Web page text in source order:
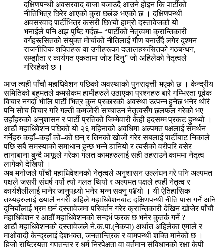
दक्षिणपन्थी अवसरवाद बाजा बजाउदै आउने होइन कि पार्टीको
नीतिभित्र छिरेर आएको कुरा छर्लङ भएको छ । दक्षिणपन्थी
अवसरवाद पार्टीभित्र कसरी छि¥यो हाम्रो दस्तावेजको यो
भनाईले पनि अझ पुष्टि गर्दछ– “पार्टीको नेतृत्वमा क्रान्तिकारी
वर्गहरूसितको संयुक्त मोर्चाको नीतिलाई गौण बनाउँदै लगेर दुश्मन
राजनीतिक शक्तिहरू वा उनीहरूका दलालहरूसितको गठबन्धन,
सम्झौता र कार्यगत एकतामा जोड दिनु” जो अहिलेको नेतृत्वले
गरिरहेको छ ।
आज त्यही पाँचौ महाधिवेशन पछिको अवस्थाको पुनरावृत्ती भएको छ । केन्द्रीय
समितिको बहुमतले कमसेकम हामीहरुले उठाएका प्रश्नहरु बारे गम्भिरता पूर्वक
विचार नगर्दा भोलि पार्टी भित्र कुन प्रकारको अवस्था उत्पन्न हुनेछ भनेर थोरै
पनि सोच विचार गरि गल्ती कमजोरी सच्चाउन नेतृत्वसँग छलफल गरेको भए
उहाँहरुको अनुशासन र पार्टी प्रतिको जिम्मेवारी केही हदसम्म प्रकट हुन्थ्यो ।
आठौं महाधिवेशन पछिको यो २६ महिनाको अवधिमा अल्पमत पक्षलाई समर्थन
गर्नेहरु कहाँ–कहाँ को–को छन् र तिनको खोजी गरेर सबलाई पार्टीबाट निकाले
पछि सबै समस्याको समाधान हुन्छ भन्ने ठानियो र त्यसैको वरीपरि बसेर
तानाबाना बुन्दै आफूले गरेका गलत कामहरुलाई सही ठहराउने काममा नेतृत्व
लागेको देखियो ।
अब मनोजले पाँचौ महाधिवेशनको नेतृत्वले अनुशासन उल्लंघन गरे पनि अल्पमत
पक्षले जसरी संघर्ष गर्यो त्यो गलत थियो र अल्पमत पक्षले त्यही नेतृत्व र
कार्यशैलीलाई मानेर जानुपथ्र्यो भनेर भन्न सक्नु प¥यो । यी ऐतिहासिक
तथ्यहरुलाई ख्यालै नगरी अहिले महाधिवेशनबाट दक्षिणपन्थी नीति पास गर्ने अनि
दुनियाँलाई भ्रम छर्न दस्तावेजमा परिवर्तन गरेर क्रान्तिकारी देखिन खोजेर पाँचौ
महाधिवेशन र आठौं महाधिवेशनको सन्दर्भ फरक छ भनेर कुतर्क गर्ने ?
आठौं महाधिवेशनको दस्तावेजले ने.क.पा.(नेकपा) अर्थात अहिलेका एमाले र
माओवादी केन्द्रलाई देशभक्त, जनतान्त्रिक र वामपन्थी शक्ति मानेको छ ।
हिजो राष्ट्रियता गणतन्त्र र धर्म निरपेक्षता वा वर्तमान संविधानको रक्षा केपी